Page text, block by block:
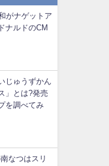
がナゲットア
ナルドのCM
じゅうずかん
」とは?発売
を調べてみ
なつはスリ